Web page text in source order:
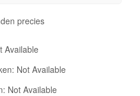
precies
Available
Not Available
Not Available